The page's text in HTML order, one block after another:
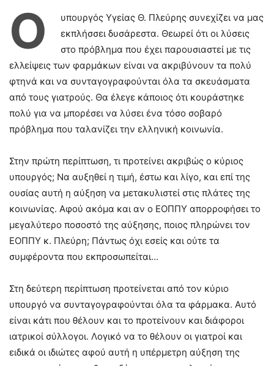
Ο
υπουργός Υγείας Θ. Πλεύρης συνεχίζει να μας
εκπλήσσει δυσάρεστα. Θεωρεί ότι οι λύσεις
στο πρόβλημα που έχει παρουσιαστεί με τις
ελλείψεις των φαρμάκων είναι να ακριβύνουν τα πολύ
φτηνά και να συνταγογραφούνται όλα τα σκευάσματα
από τους γιατρούς. Θα έλεγε κάποιος ότι κουράστηκε
πολύ για να μπορέσει να λύσει ένα τόσο σοβαρό
πρόβλημα που ταλανίζει την ελληνική κοινωνία.
Στην πρώτη περίπτωση, τι προτείνει ακριβώς ο κύριος
υπουργός; Να αυξηθεί η τιμή, έστω και λίγο, και επί της
ουσίας αυτή η αύξηση να μετακυλιστεί στις πλάτες της
κοινωνίας. Αφού ακόμα και αν ο ΕΟΠΠΥ απορροφήσει το
μεγαλύτερο ποσοστό της αύξησης, ποιος πληρώνει τον
ΕΟΠΠΥ κ. Πλεύρη; Πάντως όχι εσείς και ούτε τα
συμφέροντα που εκπροσωπείται…
Στη δεύτερη περίπτωση προτείνεται από τον κύριο
υπουργό να συνταγογραφούνται όλα τα φάρμακα. Αυτό
είναι κάτι που θέλουν και το προτείνουν και διάφοροι
ιατρικοί σύλλογοι. Λογικό να το θέλουν οι γιατροί και
ειδικά οι ιδιώτες αφού αυτή η υπέρμετρη αύξηση της